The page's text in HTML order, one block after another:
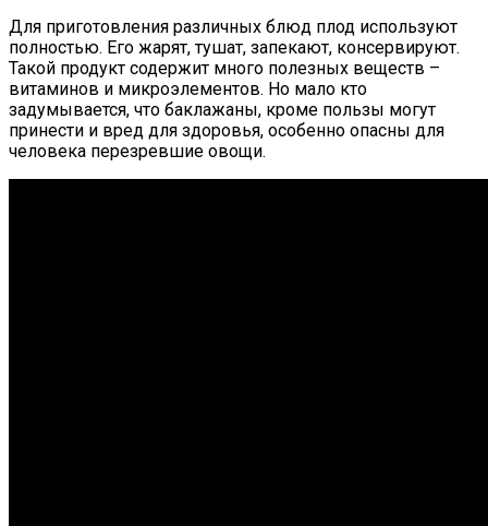
Для приготовления различных блюд плод используют
полностью. Его жарят, тушат, запекают, консервируют.
Такой продукт содержит много полезных веществ –
витаминов и микроэлементов. Но мало кто
задумывается, что баклажаны, кроме пользы могут
принести и вред для здоровья, особенно опасны для
человека перезревшие овощи.